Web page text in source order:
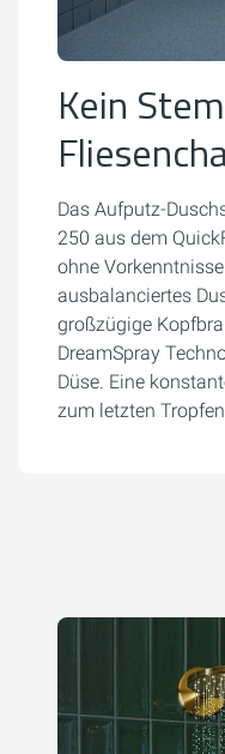
Kein
Das Aufputz-
250 aus dem
ohne
ausbalanciertes
großzügige
DreamSpray
Düse. Eine
zum letzten